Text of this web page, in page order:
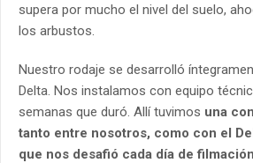
supera por mucho el nivel del suelo,
los arbustos.
Nuestro rodaje se desarrolló
Delta. Nos instalamos con equipo
semanas que duró. Allí tuvimos una
tanto entre nosotros, como con el
que nos desafió cada día de filmación